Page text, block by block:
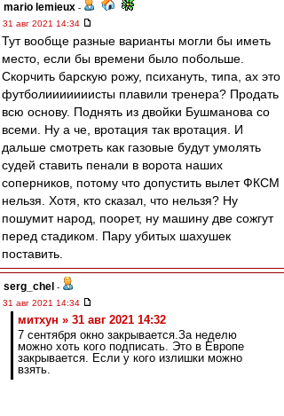
mario lemieux -
31 авг 2021 14:34
Тут вообще разные варианты могли бы иметь
место, если бы времени было побольше.
Скорчить барскую рожу, психануть, типа, ах это
футболииииииисты плавили тренера? Продать
всю основу. Поднять из двойки Бушманова со
всеми. Ну а че, вротация так вротация. И
дальше смотреть как газовые будут умолять
судей ставить пенали в ворота наших
соперников, потому что допустить вылет ФКСМ
нельзя. Хотя, кто сказал, что нельзя? Ну
пошумит народ, поорет, ну машину две сожгут
перед стадиком. Пару убитых шахушек
поставить.
serg_chel -
31 авг 2021 14:34
митхун » 31 авг 2021 14:32
7 сентября окно закрывается.За неделю
можно хоть кого подписать. Это в Европе
закрывается. Если у кого излишки можно
взять.